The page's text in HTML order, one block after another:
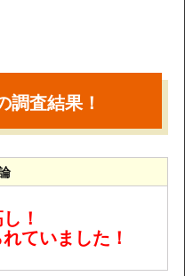
調査結果！
！
ていました！